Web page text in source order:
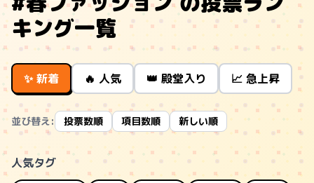
キング一覧
✨ 新着 🔥 人気 👑 殿堂入り 📈 急上昇
並び替え: 投票数順 項目数順 新しい順
人気タグ